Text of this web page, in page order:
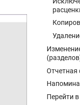
Отчетная
Перейти